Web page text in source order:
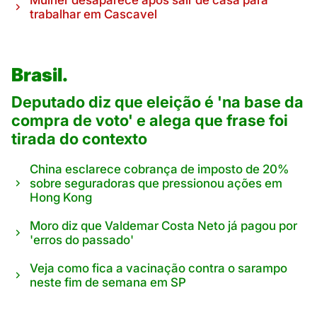
trabalhar em Cascavel
Brasil.
Deputado diz que eleição é 'na base da
compra de voto' e alega que frase foi
tirada do contexto
China esclarece cobrança de imposto de 20%
sobre seguradoras que pressionou ações em
Hong Kong
Moro diz que Valdemar Costa Neto já pagou por
'erros do passado'
Veja como fica a vacinação contra o sarampo
neste fim de semana em SP